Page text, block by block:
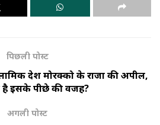
पिछली पोस्ट
देश मोरक्को के राजा की अपील,
है इसके पीछे की वजह?
अगली पोस्ट